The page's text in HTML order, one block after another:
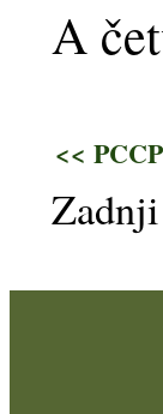
A
<<